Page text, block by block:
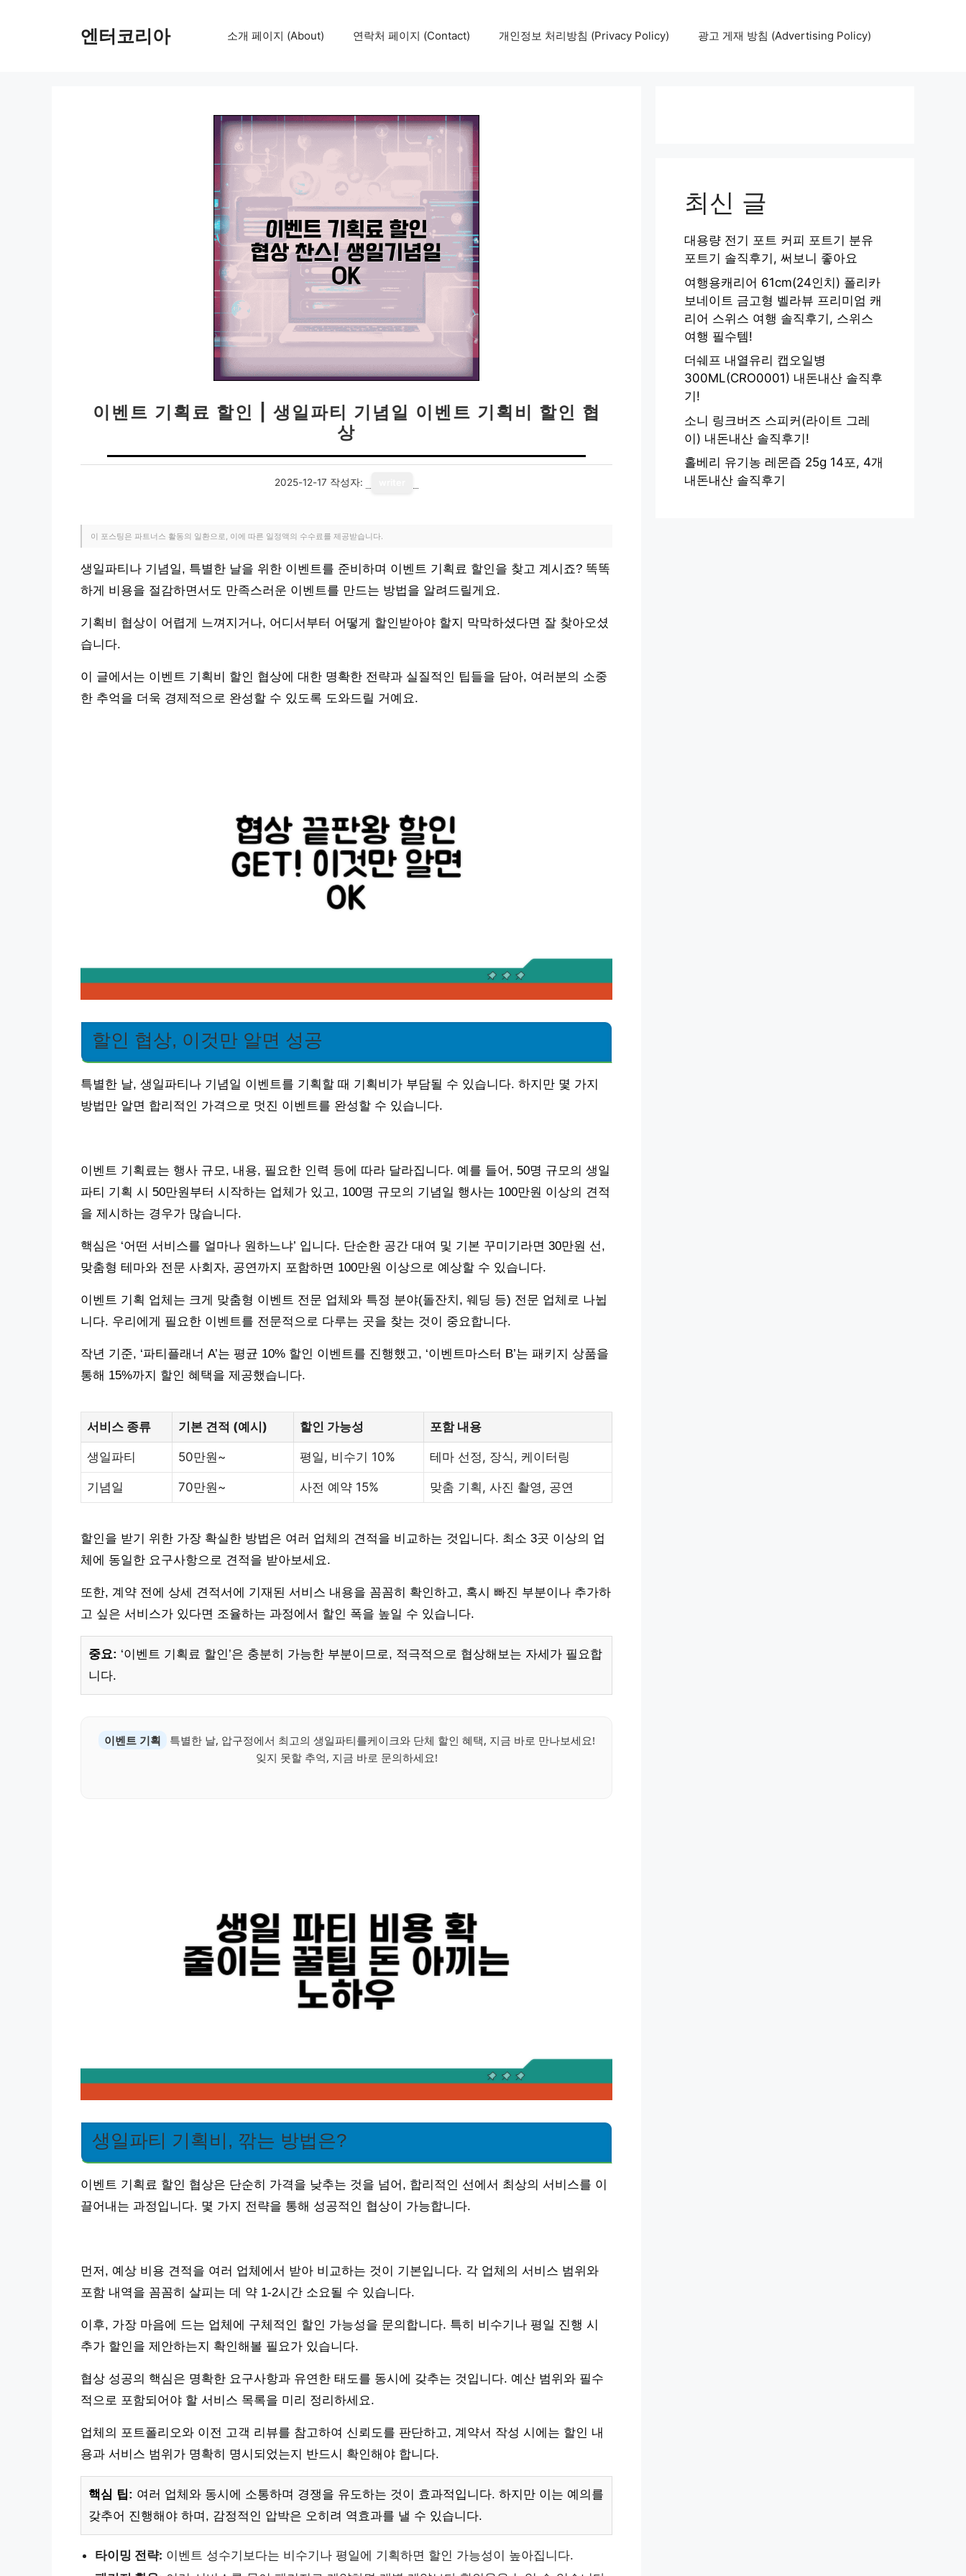
엔터코리아 소개 페이지 (About) 연락처 페이지 (Contact) 개인정보 처리방침 (Privacy Policy) 광고 게재 방침 (Advertising Policy)
이벤트 기획료 할인 | 생일파티 기념일 이벤트 기획비 할인 협
상
2025-12-17 작성자:
이 포스팅은 파트너스 활동의 일환으로, 이에 따른 일정액의 수수료를 제공받습니다.
생일파티나 기념일, 특별한 날을 위한 이벤트를 준비하며 이벤트 기획료 할인을 찾고 계시죠? 똑똑
하게 비용을 절감하면서도 만족스러운 이벤트를 만드는 방법을 알려드릴게요.
기획비 협상이 어렵게 느껴지거나, 어디서부터 어떻게 할인받아야 할지 막막하셨다면 잘 찾아오셨
습니다.
이 글에서는 이벤트 기획비 할인 협상에 대한 명확한 전략과 실질적인 팁들을 담아, 여러분의 소중
한 추억을 더욱 경제적으로 완성할 수 있도록 도와드릴 거예요.
할인 협상, 이것만 알면 성공
특별한 날, 생일파티나 기념일 이벤트를 기획할 때 기획비가 부담될 수 있습니다. 하지만 몇 가지
방법만 알면 합리적인 가격으로 멋진 이벤트를 완성할 수 있습니다.
이벤트 기획료는 행사 규모, 내용, 필요한 인력 등에 따라 달라집니다. 예를 들어, 50명 규모의 생일
파티 기획 시 50만원부터 시작하는 업체가 있고, 100명 규모의 기념일 행사는 100만원 이상의 견적
을 제시하는 경우가 많습니다.
핵심은 ‘어떤 서비스를 얼마나 원하느냐’ 입니다. 단순한 공간 대여 및 기본 꾸미기라면 30만원 선,
맞춤형 테마와 전문 사회자, 공연까지 포함하면 100만원 이상으로 예상할 수 있습니다.
이벤트 기획 업체는 크게 맞춤형 이벤트 전문 업체와 특정 분야(돌잔치, 웨딩 등) 전문 업체로 나뉩
니다. 우리에게 필요한 이벤트를 전문적으로 다루는 곳을 찾는 것이 중요합니다.
작년 기준, ‘파티플래너 A’는 평균 10% 할인 이벤트를 진행했고, ‘이벤트마스터 B’는 패키지 상품을
통해 15%까지 할인 혜택을 제공했습니다.
서비스 종류 기본 견적 (예시) 할인 가능성 포함 내용
생일파티 50만원~ 평일, 비수기 10% 테마 선정, 장식, 케이터링
기념일 70만원~ 사전 예약 15% 맞춤 기획, 사진 촬영, 공연
할인을 받기 위한 가장 확실한 방법은 여러 업체의 견적을 비교하는 것입니다. 최소 3곳 이상의 업
체에 동일한 요구사항으로 견적을 받아보세요.
또한, 계약 전에 상세 견적서에 기재된 서비스 내용을 꼼꼼히 확인하고, 혹시 빠진 부분이나 추가하
고 싶은 서비스가 있다면 조율하는 과정에서 할인 폭을 높일 수 있습니다.
중요: ‘이벤트 기획료 할인’은 충분히 가능한 부분이므로, 적극적으로 협상해보는 자세가 필요합
니다.
이벤트 기획
특별한 날, 압구정에서 최고의 생일파티를케이크와 단체 할인 혜택, 지금 바로 만나보세요!
잊지 못할 추억, 지금 바로 문의하세요!
생일파티 기획비, 깎는 방법은?
이벤트 기획료 할인 협상은 단순히 가격을 낮추는 것을 넘어, 합리적인 선에서 최상의 서비스를 이
끌어내는 과정입니다. 몇 가지 전략을 통해 성공적인 협상이 가능합니다.
먼저, 예상 비용 견적을 여러 업체에서 받아 비교하는 것이 기본입니다. 각 업체의 서비스 범위와
포함 내역을 꼼꼼히 살피는 데 약 1-2시간 소요될 수 있습니다.
이후, 가장 마음에 드는 업체에 구체적인 할인 가능성을 문의합니다. 특히 비수기나 평일 진행 시
추가 할인을 제안하는지 확인해볼 필요가 있습니다.
협상 성공의 핵심은 명확한 요구사항과 유연한 태도를 동시에 갖추는 것입니다. 예산 범위와 필수
적으로 포함되어야 할 서비스 목록을 미리 정리하세요.
업체의 포트폴리오와 이전 고객 리뷰를 참고하여 신뢰도를 판단하고, 계약서 작성 시에는 할인 내
용과 서비스 범위가 명확히 명시되었는지 반드시 확인해야 합니다.
핵심 팁: 여러 업체와 동시에 소통하며 경쟁을 유도하는 것이 효과적입니다. 하지만 이는 예의를
갖추어 진행해야 하며, 감정적인 압박은 오히려 역효과를 낼 수 있습니다.
타이밍 전략: 이벤트 성수기보다는 비수기나 평일에 기획하면 할인 가능성이 높아집니다.
최신 글
대용량 전기 포트 커피 포트기 분유
포트기 솔직후기, 써보니 좋아요
여행용캐리어 61cm(24인치) 폴리카
보네이트 금고형 벨라뷰 프리미엄 캐
리어 스위스 여행 솔직후기, 스위스
여행 필수템!
더쉐프 내열유리 캡오일병
300ML(CRO0001) 내돈내산 솔직후
기!
소니 링크버즈 스피커(라이트 그레
이) 내돈내산 솔직후기!
홀베리 유기농 레몬즙 25g 14포, 4개
내돈내산 솔직후기